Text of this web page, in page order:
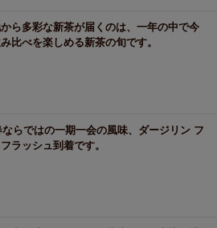
ら多彩な新茶が届くのは、一年の中で今
比べを楽しめる新茶の旬です。
ならではの一期一会の風味、ダージリン フ
ラッシュ到着です。